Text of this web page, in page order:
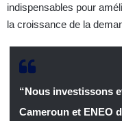
indispensables pour
la croissance de la
“Nous investissons
Cameroun et ENEO